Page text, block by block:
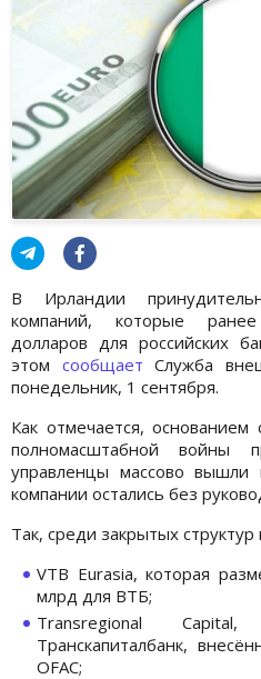
В Ирландии
компаний, которые
долларов для российских
этом сообщает Служба
понедельник, 1 сентября.
Как отмечается, основанием
полномасштабной войны
управленцы массово вышли
компании остались без
Так, среди закрытых структур
VTB Eurasia, которая
млрд для ВТБ;
Transregional
Транскапиталбанк,
OFAC;